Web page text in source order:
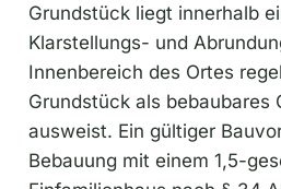
Grundstück liegt innerhalb
Klarstellungs- und
Innenbereich des Ortes
Grundstück als bebaubares
ausweist. Ein gültiger
Bebauung mit einem 1,5-